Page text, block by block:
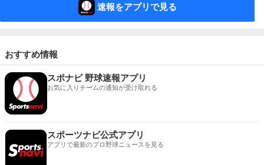
速報をアプリで見る
おすすめ情報
スポナビ 野球速報アプリ
お気に入りチームの通知が受け取れる
スポーツナビ公式アプリ
アプリで最新のプロ野球ニュースを見る